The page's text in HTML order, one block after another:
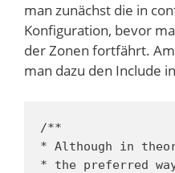
man zunächst die in
Konfiguration, bevor
der Zonen fortfährt.
man dazu den Include
/**
* Although in
* the preferred